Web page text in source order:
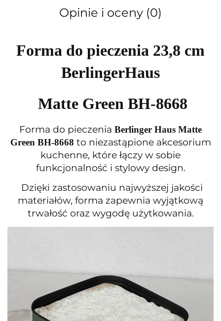
Opinie i oceny (0)
Forma do pieczenia 23,8 cm
BerlingerHaus
Matte Green BH-8668
Forma do pieczenia Berlinger Haus Matte
Green BH-8668 to niezastąpione akcesorium
kuchenne, które łączy w sobie
funkcjonalność i stylowy design.
Dzięki zastosowaniu najwyższej jakości
materiałów, forma zapewnia wyjątkową
trwałość oraz wygodę użytkowania.